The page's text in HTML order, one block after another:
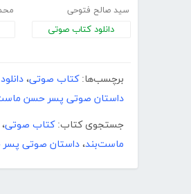
سید صالح فتوحی
دانلود کتاب صوتی
برچسب‌ها: کتاب صوتی،
داستان صوتی پسر حسن
جستجوی کتاب: کتاب صوتی،
ماست‌بند، داستان صوتی